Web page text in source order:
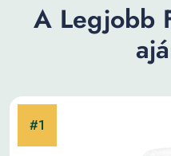
A Legjobb